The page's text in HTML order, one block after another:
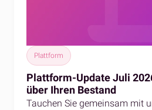
Plattform
Plattform-Update Juli
über Ihren Bestand
Tauchen Sie gemeinsam mit